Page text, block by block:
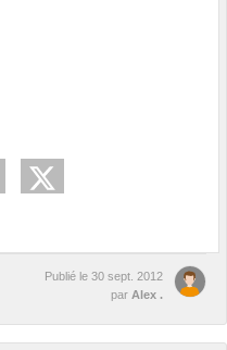
Publié le 30 sept. 2012
par Alex .